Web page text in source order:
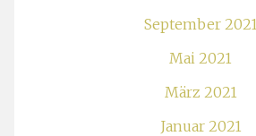
September 2021
Mai 2021
März 2021
Januar 2021